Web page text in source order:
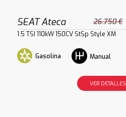
SEAT Ateca 26.750 €
1.5 TSI 110kW 150CV StSp Style XM
Gasolina Manual
VER DETALLES